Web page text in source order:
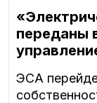
переданы
ЭСА